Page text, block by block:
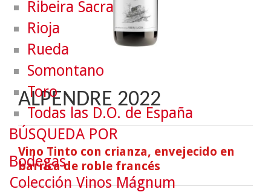
ALPENDRE 2022
Vino Tinto con crianza, envejecido en
barrica de roble francés
Ribeira Sacra
Rioja
Rueda
Somontano
Toro
Todas las D.O. de España
BÚSQUEDA POR
Bodegas
Colección Vinos Mágnum